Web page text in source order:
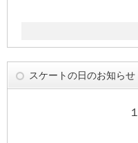
スケートの日のお知らせ